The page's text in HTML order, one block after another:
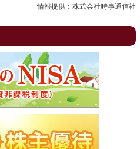
情報提供：株式会社時事通信社